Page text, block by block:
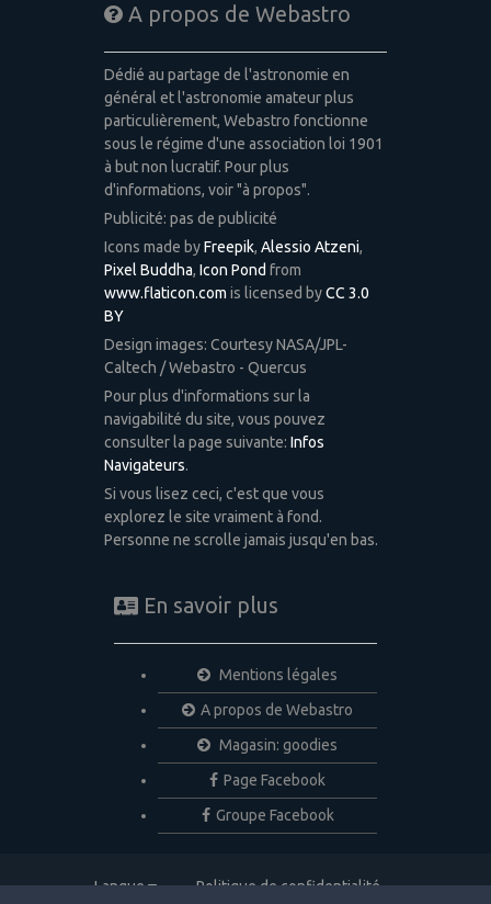
A propos de Webastro
Dédié au partage de l'astronomie en
général et l'astronomie amateur plus
particulièrement, Webastro fonctionne
sous le régime d'une association loi 1901
à but non lucratif. Pour plus
d'informations, voir "à propos".
Publicité: pas de publicité
Icons made byFreepik, Alessio Atzeni,
Pixel Buddha, Icon Pond from
www.flaticon.com is licensed byCC 3.0
BY
Design images: Courtesy NASA/JPL-
Caltech / Webastro - Quercus
Pour plus d'informations sur la
navigabilité du site, vous pouvez
consulter la page suivante: Infos
Navigateurs.
Si vous lisez ceci, c'est que vous
explorez le site vraiment à fond.
Personne ne scrolle jamais jusqu'en bas.
En savoir plus
Mentions légales
A propos de Webastro
Magasin: goodies
Page Facebook
Groupe Facebook
Langue
Politique de confidentialité